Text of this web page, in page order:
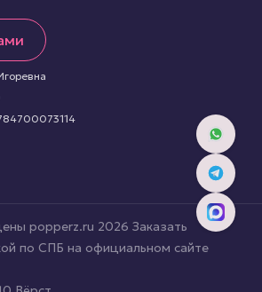
popperz.ru 2026 Заказать
по СПБ на официальном сайте